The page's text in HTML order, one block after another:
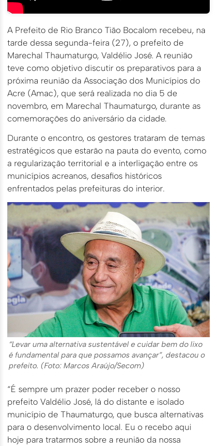
A Prefeito de Rio Branco Tião Bocalom recebeu, na
tarde dessa segunda-feira (27), o prefeito de
Marechal Thaumaturgo, Valdélio José. A reunião
teve como objetivo discutir os preparativos para a
próxima reunião da Associação dos Municípios do
Acre (Amac), que será realizada no dia 5 de
novembro, em Marechal Thaumaturgo, durante as
comemorações do aniversário da cidade.
Durante o encontro, os gestores trataram de temas
estratégicos que estarão na pauta do evento, como
a regularização territorial e a interligação entre os
municípios acreanos, desafios históricos
enfrentados pelas prefeituras do interior.
“Levar uma alternativa sustentável e cuidar bem do lixo
é fundamental para que possamos avançar”, destacou o
prefeito. (Foto: Marcos Araújo/Secom)
“É sempre um prazer poder receber o nosso
prefeito Valdélio José, lá do distante e isolado
município de Thaumaturgo, que busca alternativas
para o desenvolvimento local. Eu o recebo aqui
hoje para tratarmos sobre a reunião da nossa